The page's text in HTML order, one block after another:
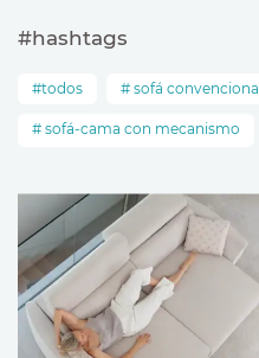
#hashtags
todos sofá convencional
sofá-cama con mecanismo